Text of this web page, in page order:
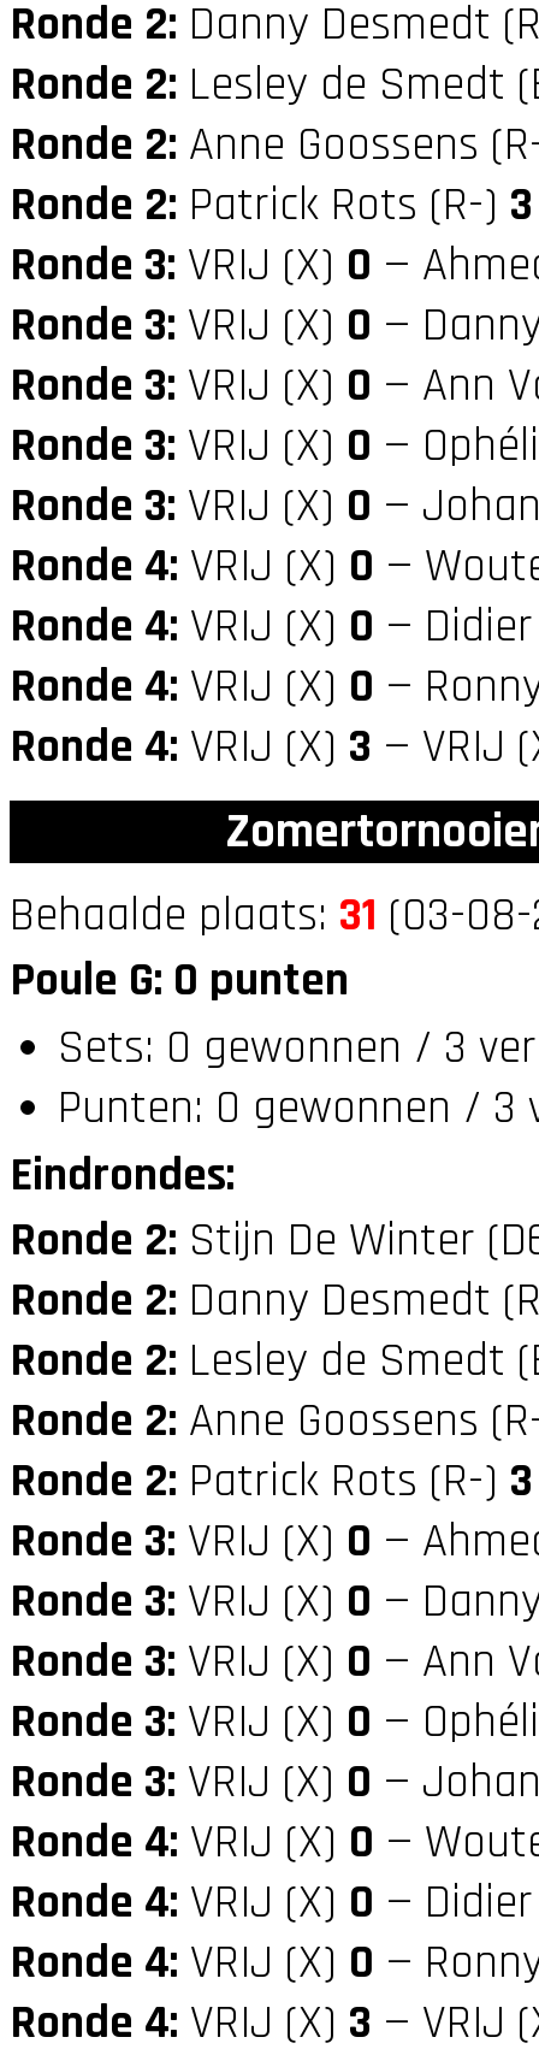
Ronde 2: Danny Desmedt
Ronde 2: Lesley de Smedt
Ronde 2: Anne Goossens
Ronde 2: Patrick Rots (R-) 3
Ronde 3: VRIJ (X) 0 —
Ronde 3: VRIJ (X) 0 —
Ronde 3: VRIJ (X) 0 — Ann
Ronde 3: VRIJ (X) 0 —
Ronde 3: VRIJ (X) 0 —
Ronde 4: VRIJ (X) 0 —
Ronde 4: VRIJ (X) 0 —
Ronde 4: VRIJ (X) 0 —
Ronde 4: VRIJ (X) 3 — VRIJ
Behaalde plaats: 31 (03-
Poule G: 0 punten
Sets: 0 gewonnen / 3
Punten: 0 gewonnen / 3
Eindrondes:
Ronde 2: Stijn De Winter
Ronde 2: Danny Desmedt
Ronde 2: Lesley de Smedt
Ronde 2: Anne Goossens
Ronde 2: Patrick Rots (R-) 3
Ronde 3: VRIJ (X) 0 —
Ronde 3: VRIJ (X) 0 —
Ronde 3: VRIJ (X) 0 — Ann
Ronde 3: VRIJ (X) 0 —
Ronde 3: VRIJ (X) 0 —
Ronde 4: VRIJ (X) 0 —
Ronde 4: VRIJ (X) 0 —
Ronde 4: VRIJ (X) 0 —
Ronde 4: VRIJ (X) 3 — VRIJ